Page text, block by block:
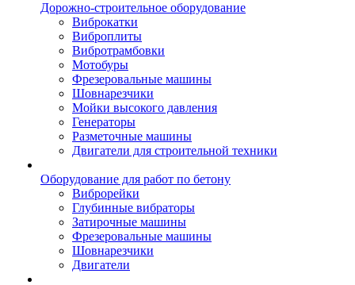
Дорожно-строительное оборудование
Виброкатки
Виброплиты
Вибротрамбовки
Мотобуры
Фрезеровальные машины
Шовнарезчики
Мойки высокого давления
Генераторы
Разметочные машины
Двигатели для строительной техники
Оборудование для работ по бетону
Виброрейки
Глубинные вибраторы
Затирочные машины
Фрезеровальные машины
Шовнарезчики
Двигатели